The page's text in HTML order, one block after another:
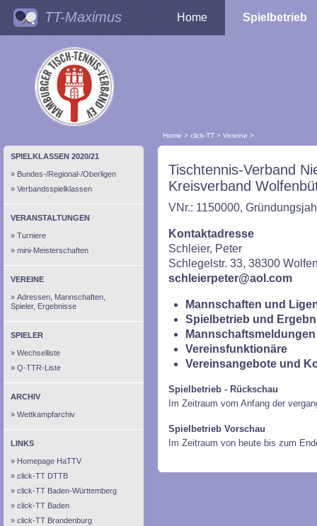
TT-Maximus Home Spielbetrieb
Home > click-TT > Vereine >
SPIELKLASSEN 2020/21
Bundes-/Regional-/Oberligen
Verbandsspielklassen
VERANSTALTUNGEN
Turniere
mini-Meisterschaften
VEREINE
Adressen, Mannschaften,
Spieler, Ergebnisse
SPIELER
Wechselliste
Q-TTR-Liste
ARCHIV
Wettkampfarchiv
LINKS
Homepage HaTTV
click-TT DTTB
click-TT Baden-Württemberg
click-TT Baden
click-TT Brandenburg
Tischtennis-Verband
Kreisverband
VNr.: 1150000,
Kontaktadresse
Schleier, Peter
Schlegelstr. 33, 38300
schleierpeter@aol.com
Mannschaften und
Spielbetrieb und
Vereinsfunktionäre
Vereinsangebote und
Spielbetrieb - Rückschau
Im Zeitraum vom Anfang der
Spielbetrieb Vorschau
Im Zeitraum von heute bis zum